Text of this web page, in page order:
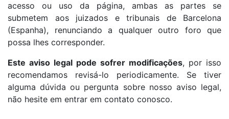
acesso ou uso da página, ambas as partes se
submetem aos juizados e tribunais de Barcelona
(Espanha), renunciando a qualquer outro foro que
possa lhes corresponder.
Este aviso legal pode sofrer modificações, por isso
recomendamos revisá-lo periodicamente. Se tiver
alguma dúvida ou pergunta sobre nosso aviso legal,
não hesite em entrar em contato conosco.